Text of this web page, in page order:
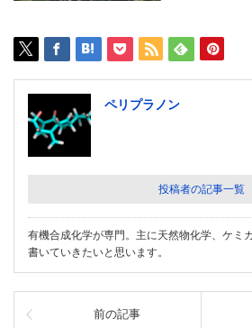
ペリプラノン
投稿者の記事一覧
有機合成化学が専門。主に天然物化学、ケミ
書いていきたいと思います。
前の記事